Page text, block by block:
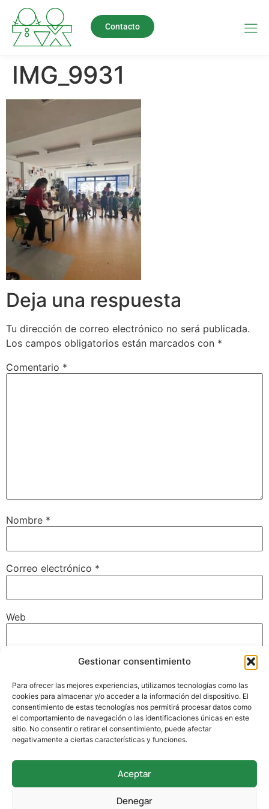
Gestionar consentimiento
Para ofrecer las mejores experiencias, utilizamos tecnologías como las
cookies para almacenar y/o acceder a la información del dispositivo. El
consentimiento de estas tecnologías nos permitirá procesar datos como
el comportamiento de navegación o las identificaciones únicas en este
sitio. No consentir o retirar el consentimiento, puede afectar
negativamente a ciertas características y funciones.
Aceptar
Denegar
Contacto
IMG_9931
Deja una respuesta
Tu dirección de correo electrónico no será publicada.
Los campos obligatorios están marcados con *
Comentario *
Nombre *
Correo electrónico *
Web
navegador para la próxima vez que comente.